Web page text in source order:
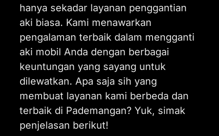
hanya sekadar layanan penggantian
aki biasa. Kami menawarkan
pengalaman terbaik dalam mengganti
aki mobil Anda dengan berbagai
keuntungan yang sayang untuk
dilewatkan. Apa saja sih yang
membuat layanan kami berbeda dan
terbaik di Pademangan? Yuk, simak
penjelasan berikut!